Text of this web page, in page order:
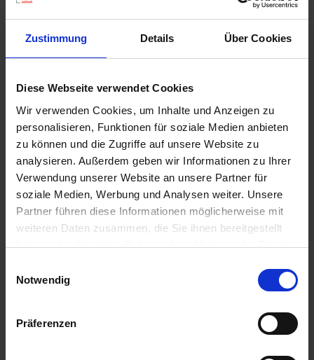
Zustimmung Details Über Cookies
Diese Webseite verwendet Cookies
Wir verwenden Cookies, um Inhalte und Anzeigen zu
personalisieren, Funktionen für soziale Medien anbieten
zu können und die Zugriffe auf unsere Website zu
analysieren. Außerdem geben wir Informationen zu Ihrer
Verwendung unserer Website an unsere Partner für
soziale Medien, Werbung und Analysen weiter. Unsere
Partner führen diese Informationen möglicherweise mit
weiteren Daten zusammen, die Sie ihnen bereitgestellt
haben oder die sie im Rahmen Ihrer Nutzung der Dienste
Notwendig
Präferenzen
Substral Herbst-Rasendünger
Artikel-Nr.: 7000790-06-cfg
Ähnliche Produkte